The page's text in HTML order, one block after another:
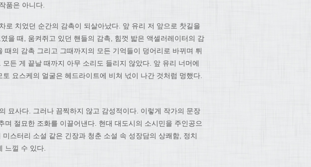
품은 아니다.
로 치었던 순간의 감촉이 되살아났다. 앞 유리 저 앞으로 찻길을
을 때, 움켜쥐고 있던 핸들의 감촉, 힘껏 밟은 액셀러레이터의 감
때의 감촉 그리고 그때까지의 모든 기억들이 덩어리로 바뀌며 튀
든 게 끝날 때까지 아무 소리도 들리지 않았다. 앞 유리 너머에
요스케의 얼굴은 헤드라이트에 비쳐 넋이 나간 것처럼 멍했다.
묘사다. 그러나 끔찍하지 않고 감성적이다. 이렇게 작가의 문장
며 절묘한 조화를 이끌어낸다. 현대 대도시의 소시민을 주인공으
스터리 소설 같은 긴장과 청춘 소설 속 성장담의 상쾌함, 정치
느낄 수 있다.